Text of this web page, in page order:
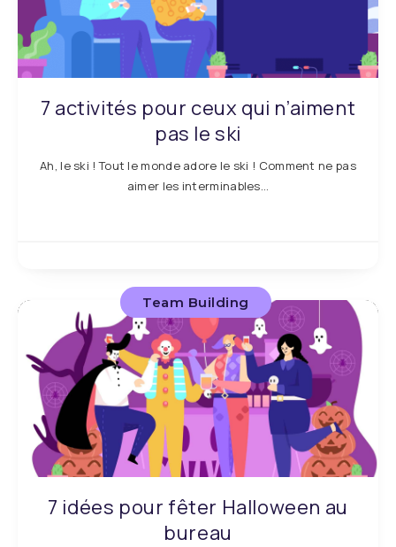
7 activités pour ceux qui n’aiment
pas le ski
Ah, le ski ! Tout le monde adore le ski ! Comment ne pas
aimer les interminables…
Team Building
7 idées pour fêter Halloween au
bureau